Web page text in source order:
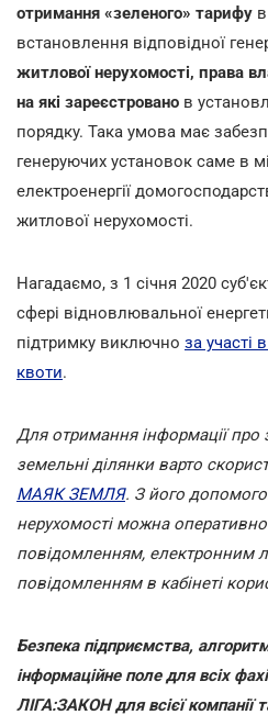
отримання «зеленого» тарифу
встановлення відповідної
житлової нерухомості, права
на які зареєстровано в
порядку. Така умова має
генеруючих установок саме в
електроенергії
житлової нерухомості.
Нагадаємо, з 1 січня 2020
сфері відновлювальної
підтримку виключно за участі
квоти.
Для отримання інформації
земельні ділянки варто
МАЯК ЗЕМЛЯ. З його
нерухомості можна оперативно
повідомленням, електронним
повідомленням в кабінеті
Безпека підприємства,
інформаційне поле для всіх
ЛІГА:ЗАКОН для всієї компанії